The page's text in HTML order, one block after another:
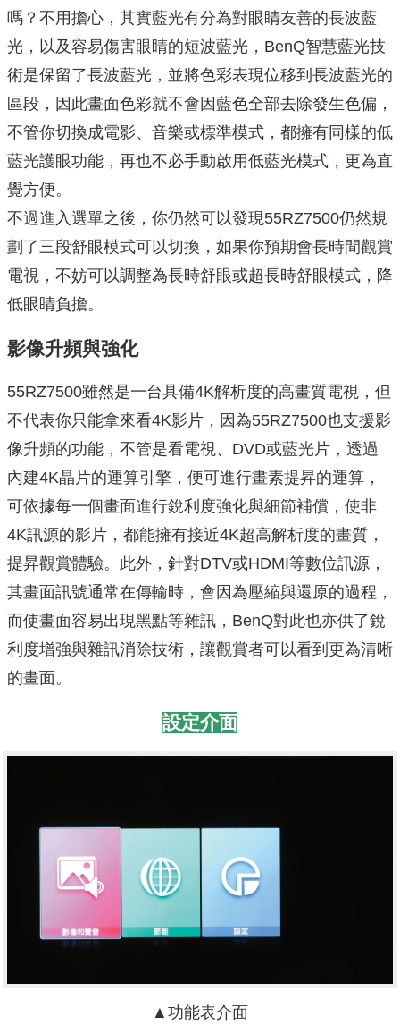
嗎？不用擔心，其實藍光有分為對眼睛友善的長波藍
光，以及容易傷害眼睛的短波藍光，BenQ智慧藍光技
術是保留了長波藍光，並將色彩表現位移到長波藍光的
區段，因此畫面色彩就不會因藍色全部去除發生色偏，
不管你切換成電影、音樂或標準模式，都擁有同樣的低
藍光護眼功能，再也不必手動啟用低藍光模式，更為直
覺方便。
不過進入選單之後，你仍然可以發現55RZ7500仍然規
劃了三段舒眼模式可以切換，如果你預期會長時間觀賞
電視，不妨可以調整為長時舒眼或超長時舒眼模式，降
低眼睛負擔。
影像升頻與強化
55RZ7500雖然是一台具備4K解析度的高畫質電視，但
不代表你只能拿來看4K影片，因為55RZ7500也支援影
像升頻的功能，不管是看電視、DVD或藍光片，透過
內建4K晶片的運算引擎，便可進行畫素提昇的運算，
可依據每一個畫面進行銳利度強化與細節補償，使非
4K訊源的影片，都能擁有接近4K超高解析度的畫質，
提昇觀賞體驗。此外，針對DTV或HDMI等數位訊源，
其畫面訊號通常在傳輸時，會因為壓縮與還原的過程，
而使畫面容易出現黑點等雜訊，BenQ對此也亦供了銳
利度增強與雜訊消除技術，讓觀賞者可以看到更為清晰
的畫面。
設定介面
▲功能表介面